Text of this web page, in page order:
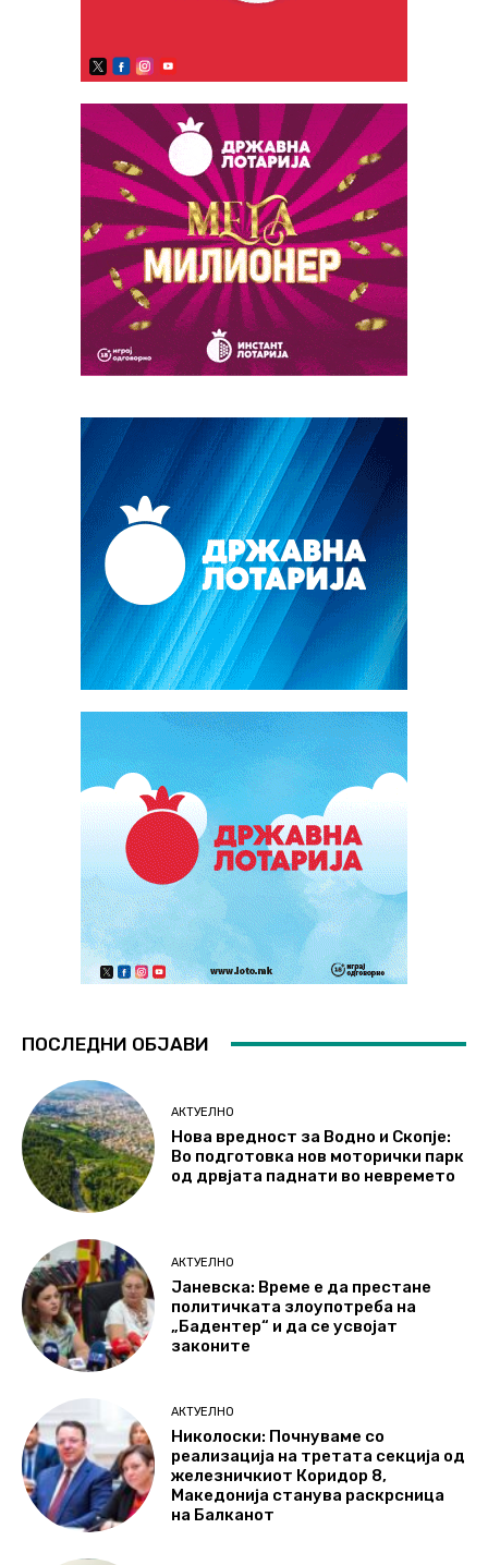
ПОСЛЕДНИ ОБЈАВИ
АКТУЕЛНО
Нова вредност за Водно и Скопје:
Во подготовка нов моторички парк
од дрвјата паднати во невремето
АКТУЕЛНО
Јаневска: Време е да престане
политичката злоупотреба на
„Бадентер“ и да се усвојат
законите
АКТУЕЛНО
Николоски: Почнуваме со
реализација на третата секција од
железничкиот Коридор 8,
Македонија станува раскрсница
на Балканот